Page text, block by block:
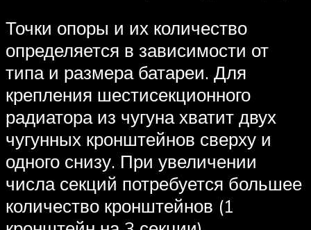
Точки опоры и их количество
определяется в зависимости от
типа и размера батареи. Для
крепления шестисекционного
радиатора из чугуна хватит двух
чугунных кронштейнов сверху и
одного снизу. При увеличении
числа секций потребуется большее
количество кронштейнов (1